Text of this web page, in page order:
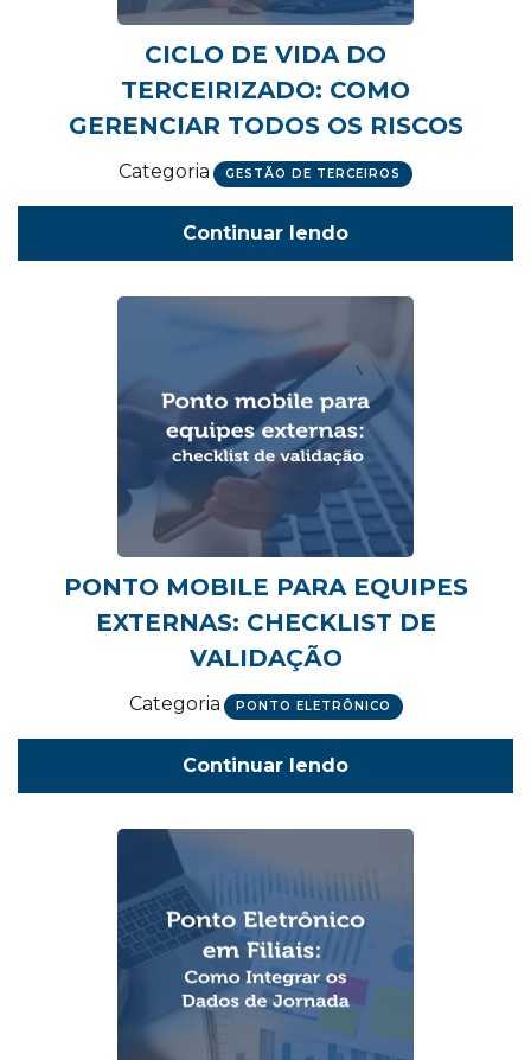
CICLO DE VIDA DO
TERCEIRIZADO: COMO
GERENCIAR TODOS OS RISCOS
Categoria GESTÃO DE TERCEIROS
Continuar lendo
PONTO MOBILE PARA EQUIPES
EXTERNAS: CHECKLIST DE
VALIDAÇÃO
Categoria PONTO ELETRÔNICO
Continuar lendo